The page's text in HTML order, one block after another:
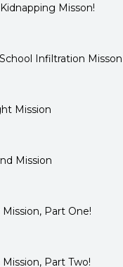
Misson!
Infiltration Misson
Mission
Mission
Part One!
Part Two!